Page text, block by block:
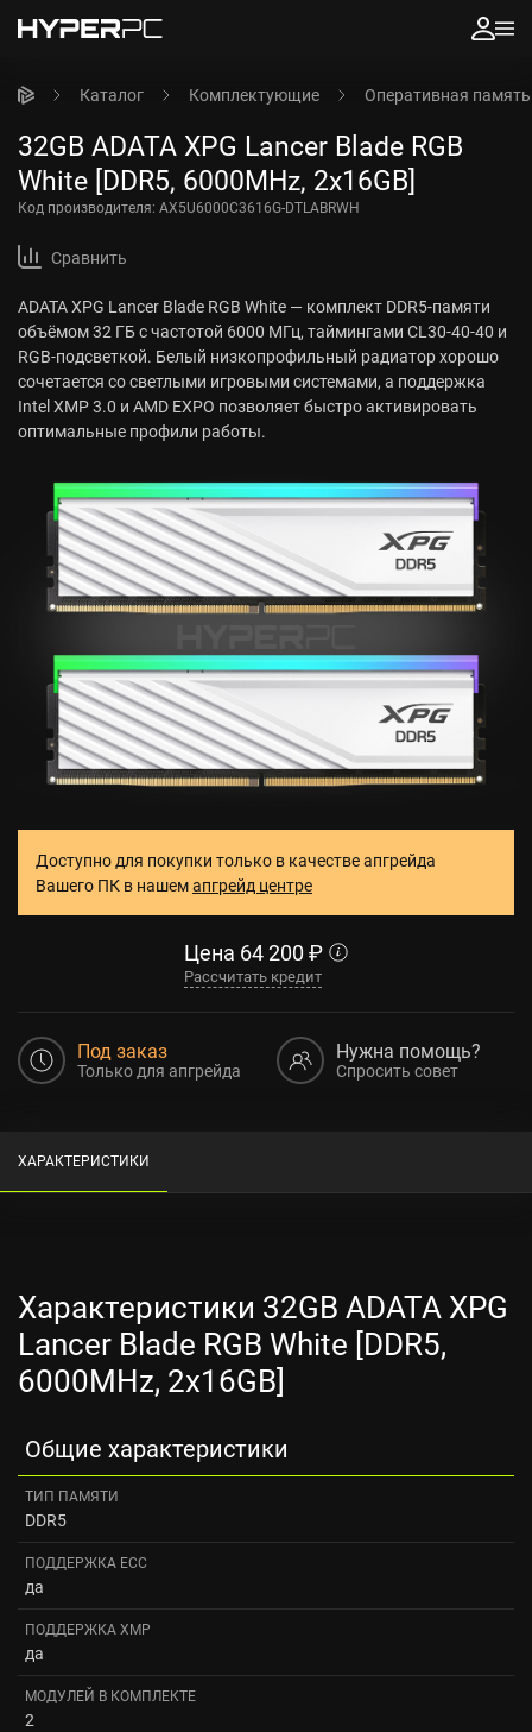
Каталог Комплектующие Оперативная память
32GB ADATA XPG Lancer Blade RGB
White [DDR5, 6000MHz, 2x16GB]
Код производителя: AX5U6000C3616G-DTLABRWH
Сравнить
ADATA XPG Lancer Blade RGB White — комплект DDR5-памяти
объёмом 32 ГБ с частотой 6000 МГц, таймингами CL30-40-40 и
RGB-подсветкой. Белый низкопрофильный радиатор хорошо
сочетается со светлыми игровыми системами, а поддержка
Intel XMP 3.0 и AMD EXPO позволяет быстро активировать
оптимальные профили работы.
Доступно для покупки только в качестве апгрейда
Вашего ПК в нашемапгрейд центре
Цена 64 200 ₽
Рассчитать кредит
Под заказ
Только для апгрейда
Нужна помощь?
Спросить совет
ХАРАКТЕРИСТИКИ
Характеристики 32GB ADATA XPG
Lancer Blade RGB White [DDR5,
6000MHz, 2x16GB]
Общие характеристики
ТИП ПАМЯТИ
DDR5
ПОДДЕРЖКА ECC
да
ПОДДЕРЖКА XMP
да
МОДУЛЕЙ В КОМПЛЕКТЕ
2